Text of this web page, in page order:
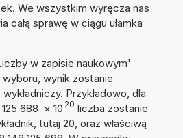
We wszystkim wyręcza nas
całą sprawę w ciągu ułamka
w zapisie naukowym'
wynik zostanie
Przykładowo, dla
688 × 10 20 liczba zostanie
tutaj 20, oraz właściwą